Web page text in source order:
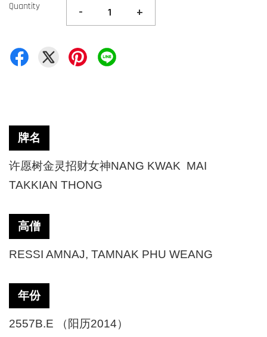
Quantity - +
牌名
许愿树金灵招财女神NANG KWAK MAI
TAKKIAN THONG
高僧
RESSI AMNAJ, TAMNAK PHU WEANG
年份
2557B.E （阳历2014）